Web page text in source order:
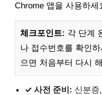
Chrome 앱을 사용하세
체크포인트: 각 단계
나 접수번호를 확인
으면 처음부터 다시
✓ 사전 준비: 신분